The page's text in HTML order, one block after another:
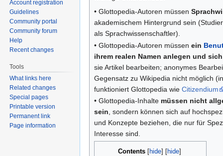
• Glottopedia-Autoren müssen
akademischem Hintergrund sein
als Sprachwissenschaftler).
• Glottopedia-Autoren müssen ein
ihrem realen Namen anlegen und
sie Artikel bearbeiten; anonymes
Gegensatz zu Wikipedia nicht möglich
funktioniert Glottopedia wie Citizendium
• Glottopedia-Inhalte müssen nicht
sein , sondern können sich auf
und Konzepte beziehen, die nur für
Interesse sind.
Contents hide]
Account registration
Guidelines
Community portal
Community forum
Help
Recent changes
Tools
What links here
Related changes
Special pages
Printable version
Permanent link
Page information